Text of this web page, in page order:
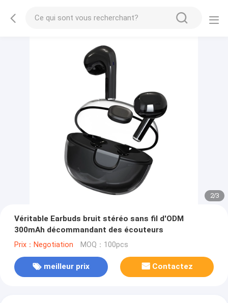
2/3
Véritable Earbuds bruit stéréo sans fil d'ODM
300mAh décommandant des écouteurs
Prix：Negotiation MOQ：100pcs
meilleur prix Contactez